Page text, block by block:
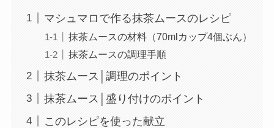
マシュマロで作る抹茶ムースのレシピ
抹茶ムースの材料（70mlカップ4個ぶん）
抹茶ムースの調理手順
抹茶ムース│調理のポイント
抹茶ムース│盛り付けのポイント
このレシピを使った献立